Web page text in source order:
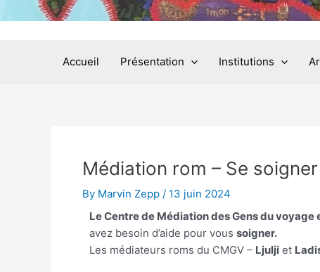
Accueil Présentation Institutions
Médiation rom – Se soigner
By Marvin Zepp / 13 juin 2024
Le Centre de Médiation des Gens du voyage
avez besoin d’aide pour vous soigner.
Les médiateurs roms du CMGV – Ljulji et